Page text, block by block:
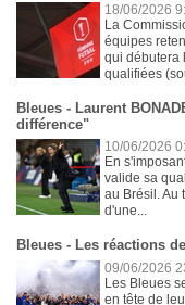
18/06/2026
La
équipes
qui débutera
qualifiées
Bleues - Laurent
différence"
10/06/2026
En
valide sa
au Brésil. Au
d'une...
Bleues - Les réactions
09/06/2026
Les Bleues
en tête de